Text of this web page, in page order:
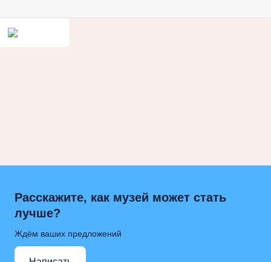
Расскажите, как музей может стать
лучше?
Ждём ваших предложений